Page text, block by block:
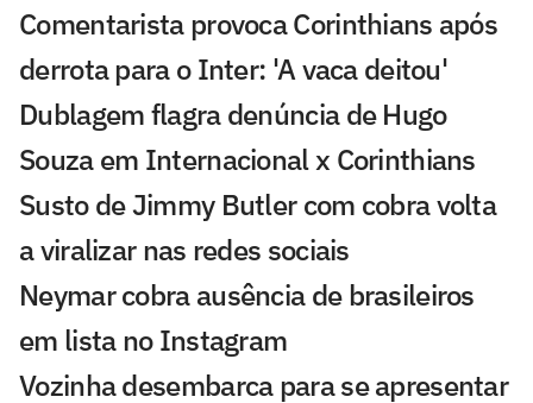
Comentarista provoca Corinthians após
derrota para o Inter: 'A vaca deitou'
Dublagem flagra denúncia de Hugo
Souza em Internacional x Corinthians
Susto de Jimmy Butler com cobra volta
a viralizar nas redes sociais
Neymar cobra ausência de brasileiros
em lista no Instagram
Vozinha desembarca para se apresentar